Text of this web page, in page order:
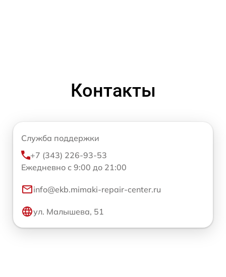
Контакты
Служба поддержки
+7 (343) 226-93-53
Ежедневно с 9:00 до 21:00
info@ekb.mimaki-repair-center.ru
ул. Малышева, 51